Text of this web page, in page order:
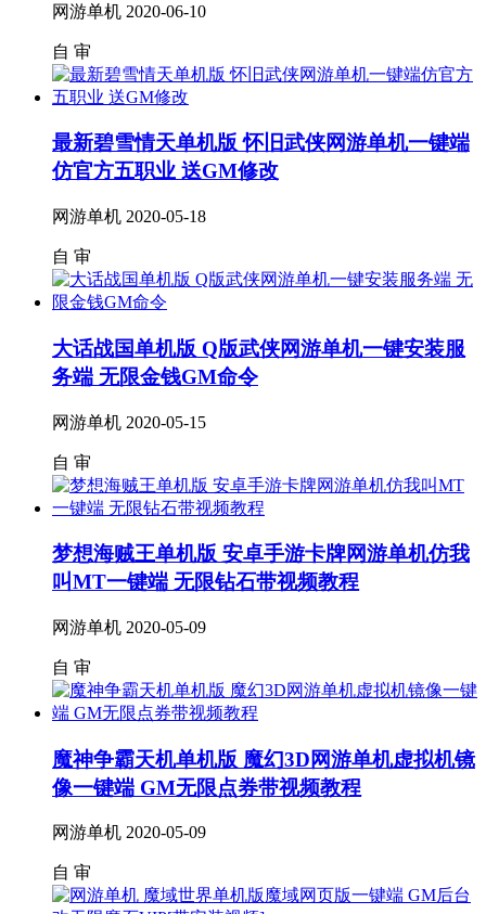
网游单机 2020-06-10
自 审
最新碧雪情天单机版 怀旧武侠网游单机一键端
仿官方五职业 送GM修改
网游单机 2020-05-18
自 审
大话战国单机版 Q版武侠网游单机一键安装服
务端 无限金钱GM命令
网游单机 2020-05-15
自 审
梦想海贼王单机版 安卓手游卡牌网游单机仿我
叫MT一键端 无限钻石带视频教程
网游单机 2020-05-09
自 审
魔神争霸天机单机版 魔幻3D网游单机虚拟机镜
像一键端 GM无限点券带视频教程
网游单机 2020-05-09
自 审